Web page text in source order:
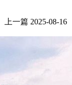
上一篇 2025-08-16